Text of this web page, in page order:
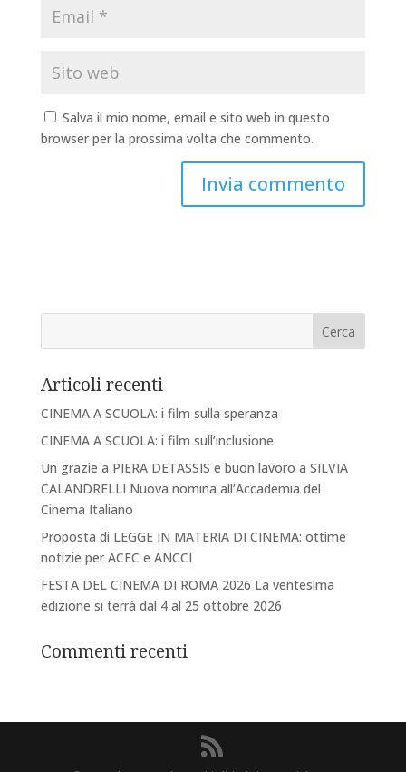
Salva il mio nome, email e sito web in questo
browser per la prossima volta che commento.
Articoli recenti
CINEMA A SCUOLA: i film sulla speranza
CINEMA A SCUOLA: i film sull’inclusione
Un grazie a PIERA DETASSIS e buon lavoro a SILVIA
CALANDRELLI Nuova nomina all’Accademia del
Cinema Italiano
Proposta di LEGGE IN MATERIA DI CINEMA: ottime
notizie per ACEC e ANCCI
FESTA DEL CINEMA DI ROMA 2026 La ventesima
edizione si terrà dal 4 al 25 ottobre 2026
Commenti recenti